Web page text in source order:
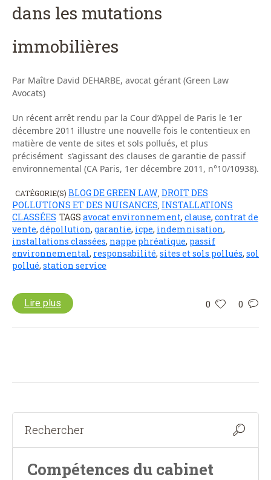
dans les mutations
immobilières
Par Maître David DEHARBE, avocat gérant (Green Law
Avocats)
Un récent arrêt rendu par la Cour d’Appel de Paris le 1er
décembre 2011 illustre une nouvelle fois le contentieux en
matière de vente de sites et sols pollués, et plus
précisément s’agissant des clauses de garantie de passif
environnemental (CA Paris, 1er décembre 2011, n°10/10938).
CATÉGORIE(S) BLOG DE GREEN LAW DROIT DES
POLLUTIONS ET DES NUISANCES INSTALLATIONS
CLASSÉES TAGS avocat environnement, clause, contrat de
vente, dépollution, garantie, icpe, indemnisation,
installations classées, nappe phréatique, passif
environnemental, responsabilité, sites et sols pollués, sol
pollué, station service
0 0
Lire plus
Compétences du cabinet